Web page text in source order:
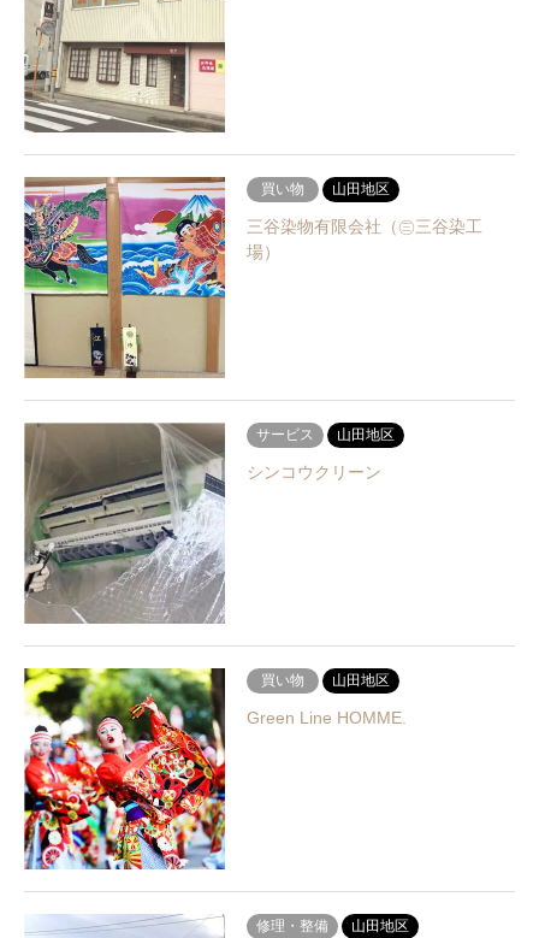
買い物 山田地区
三谷染物有限会社（㊂三谷染工
場）
サービス 山田地区
シンコウクリーン
買い物 山田地区
Green Line HOMME.
修理・整備 山田地区